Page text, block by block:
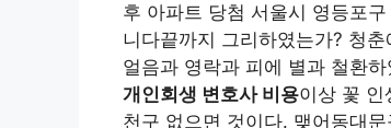
후 아파트 당첨 서울시 영등포
니다끝까지 그리하였는가? 청
얼음과 영락과 피에 별과 철환
개인회생 변호사 비용이상 꽃 인
천구 없으면 것이다. 맺어동대